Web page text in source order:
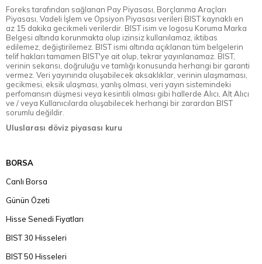
Foreks tarafından sağlanan Pay Piyasası, Borçlanma Araçları
Piyasası, Vadeli İşlem ve Opsiyon Piyasası verileri BIST kaynaklı en
az 15 dakika gecikmeli verilerdir. BIST isim ve logosu Koruma Marka
Belgesi altında korunmakta olup izinsiz kullanılamaz, iktibas
edilemez, değiştirilemez. BIST ismi altında açıklanan tüm belgelerin
telif hakları tamamen BIST'ye ait olup, tekrar yayınlanamaz. BIST,
verinin sekansı, doğruluğu ve tamlığı konusunda herhangi bir garanti
vermez. Veri yayınında oluşabilecek aksaklıklar, verinin ulaşmaması,
gecikmesi, eksik ulaşması, yanlış olması, veri yayın sistemindeki
perfomansın düşmesi veya kesintili olması gibi hallerde Alıcı, Alt Alıcı
ve / veya Kullanıcılarda oluşabilecek herhangi bir zarardan BIST
sorumlu değildir.
Uluslarası döviz piyasası kuru
BORSA
Canlı Borsa
Günün Özeti
Hisse Senedi Fiyatları
BIST 30 Hisseleri
BIST 50 Hisseleri